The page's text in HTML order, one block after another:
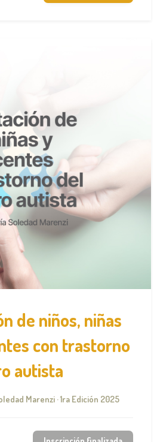
de niños, niñas
con trastorno
autista
Marenzi · 1ra Edición 2025